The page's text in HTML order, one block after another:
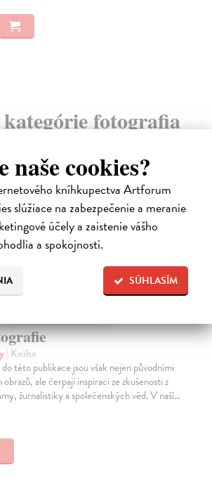
cookies?
kníhkupectva Artforum
slúžiace na zabezpečenie a meranie
účely a zaistenie vášho
a spokojnosti.
SÚHLASÍM
fotografia
na sklade
| Kniha
této publikace jsou však nejen původními
ale čerpají inspiraci ze zkušenosti z
žurnalistiky a společenských věd. V naší…